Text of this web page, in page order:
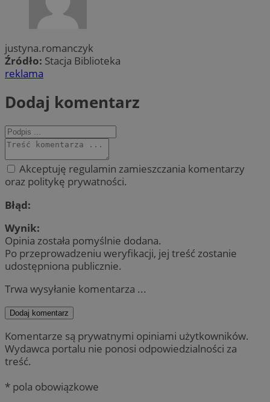
justyna.romanczyk
Źródło: Stacja Biblioteka
reklama
Dodaj komentarz
Akceptuję regulamin zamieszczania komentarzy
oraz politykę prywatności.
Błąd:
Wynik:
Opinia została pomyślnie dodana.
Po przeprowadzeniu weryfikacji, jej treść zostanie
udostępniona publicznie.
Trwa wysyłanie komentarza ...
Dodaj komentarz
Komentarze są prywatnymi opiniami użytkowników.
Wydawca portalu nie ponosi odpowiedzialności za
treść.
* pola obowiązkowe